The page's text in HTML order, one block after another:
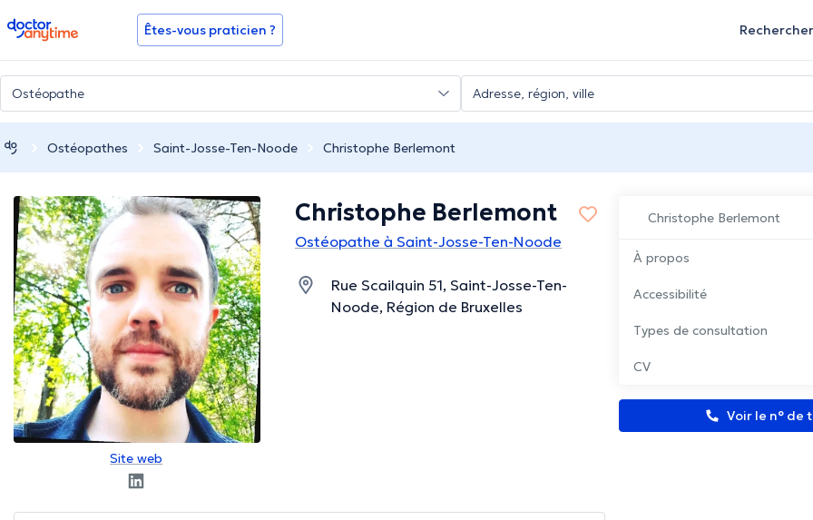
doctoranytime Êtes-vous praticien ? Rechercher
Ostéopathes Saint-Josse-Ten-Noode Christophe Berlemont
Christophe Berlemont
À propos
Accessibilité
Types de consultation
CV
Voir le n° de
Site web
Christophe Berlemont
Ostéopathe à Saint-Josse-Ten-Noode
Rue Scailquin 51, Saint-Josse-Ten-
Noode, Région de Bruxelles